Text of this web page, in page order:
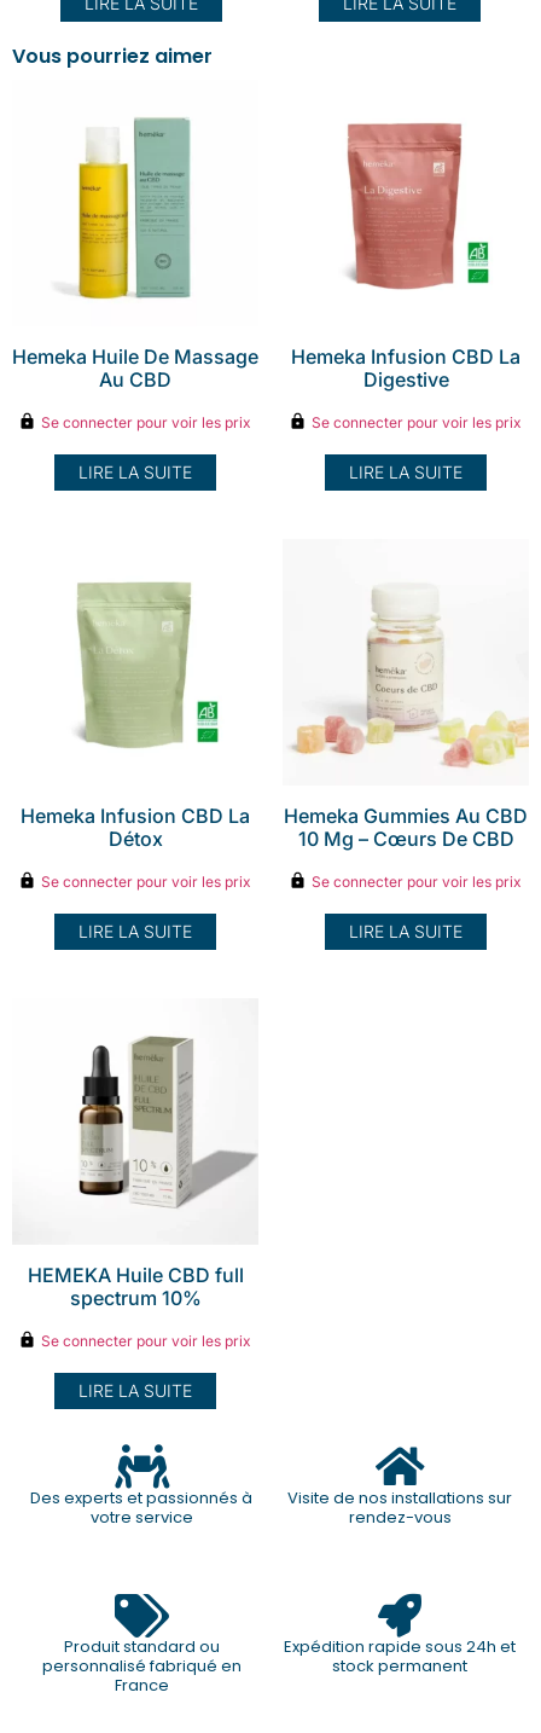
Vous pourriez aimer
Hemeka Huile De Massage
Au CBD
Se connecter pour voir les prix
LIRE LA SUITE
Hemeka Infusion CBD La
Digestive
Se connecter pour voir les prix
LIRE LA SUITE
Hemeka Infusion CBD La
Détox
Se connecter pour voir les prix
LIRE LA SUITE
Hemeka Gummies Au CBD
10 Mg – Cœurs De CBD
Se connecter pour voir les prix
LIRE LA SUITE
HEMEKA Huile CBD full
spectrum 10%
Se connecter pour voir les prix
LIRE LA SUITE
Des experts et passionnés à
votre service
Visite de nos installations sur
rendez-vous
Produit standard ou
personnalisé fabriqué en
France
Expédition rapide sous 24h et
stock permanent